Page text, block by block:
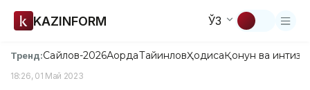
KAZINFORM ЎЗ
Тренд:Сайлов-2026АқордаТайинловҲодисаҚонун ва
18:26, 01 Май 2023